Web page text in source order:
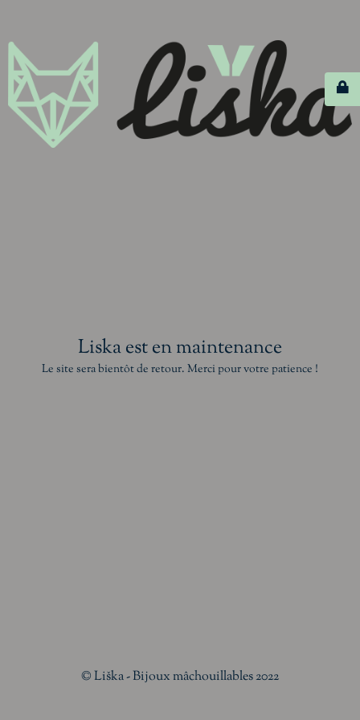
Liska est en maintenance
Le site sera bientôt de retour. Merci pour votre patience !
© Liška - Bijoux mâchouillables 2022